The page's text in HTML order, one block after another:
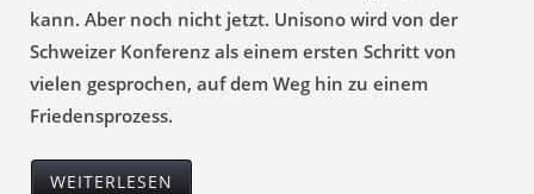
kann. Aber noch nicht jetzt. Unisono wird von der
Schweizer Konferenz als einem ersten Schritt von
vielen gesprochen, auf dem Weg hin zu einem
Friedensprozess.
WEITERLESEN